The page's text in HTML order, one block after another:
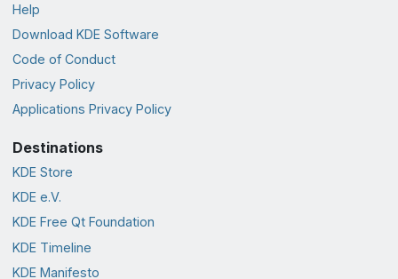
Help
Download KDE Software
Code of Conduct
Privacy Policy
Applications Privacy Policy
Destinations
KDE Store
KDE e.V.
KDE Free Qt Foundation
KDE Timeline
KDE Manifesto